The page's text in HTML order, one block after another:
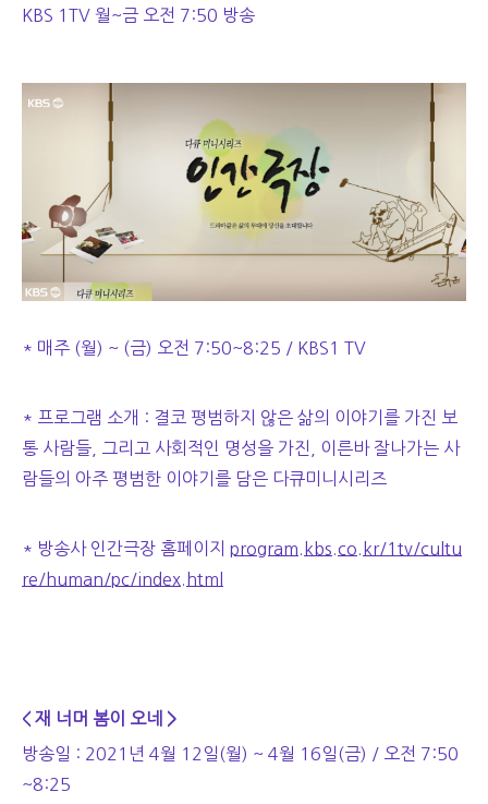
KBS 1TV 월~금 오전 7:50 방송
* 매주 (월) ~ (금) 오전 7:50~8:25 / KBS1 TV
* 프로그램 소개 : 결코 평범하지 않은 삶의 이야기를 가진 보
통 사람들, 그리고 사회적인 명성을 가진, 이른바 잘나가는 사
람들의 아주 평범한 이야기를 담은 다큐미니시리즈
* 방송사 인간극장 홈페이지 program.kbs.co.kr/1tv/cultu
re/human/pc/index.html
< 재 너머 봄이 오네 >
방송일 : 2021년 4월 12일(월) ~ 4월 16일(금) / 오전 7:50
~8:25